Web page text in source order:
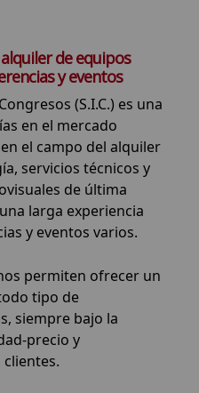
de equipos
y eventos
(S.I.C.) es una
en el mercado
el campo del alquiler
servicios técnicos y
de última
larga experiencia
y eventos varios.
permiten ofrecer un
tipo de
siempre bajo la
precio y